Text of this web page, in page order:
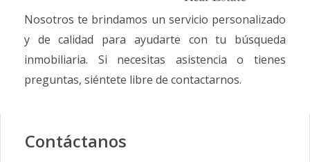
Nosotros te brindamos un servicio personalizado
y de calidad para ayudarte con tu búsqueda
inmobiliaria. Si necesitas asistencia o tienes
preguntas, siéntete libre de contactarnos.
Contáctanos